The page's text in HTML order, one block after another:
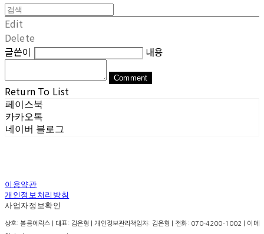
Edit
Delete
글쓴이
내용
Comment
Return To List
페이스북
카카오톡
네이버 블로그
이용약관
개인정보처리방침
사업자정보확인
상호: 볼름에릭스 | 대표: 김은형 | 개인정보관리책임자: 김은형 | 전화: 070-4200-1002 | 이메